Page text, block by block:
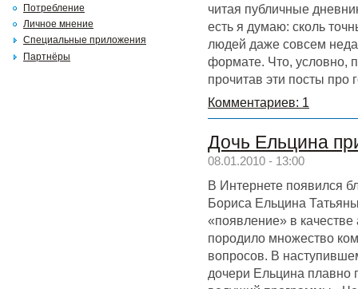
читая публичные
есть я думаю: сколь
людей даже совсем
формате. Что, условно,
прочитав эти посты про
Комментариев: 1
Дочь Ельцина
08.01.2010 - 13:00
В Интернете появился
Бориса Ельцина
«появление» в качестве
породило множество
вопросов. В
дочери Ельцина плавно
Потребление
Личное мнение
Специальные приложения
Партнёры